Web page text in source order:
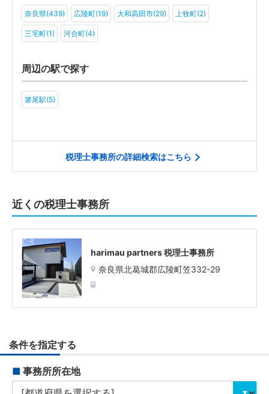
奈良県(439) 広陵町(19) 大和高田市(29) 上牧町(2)
三宅町(1) 河合町(4)
周辺の駅で探す
箸尾駅(5)
税理士事務所の詳細検索はこちら
近くの税理士事務所
harimau partners 税理士事務所
奈良県北葛城郡広陵町笠332-29
条件を指定する
■ 事務所所在地